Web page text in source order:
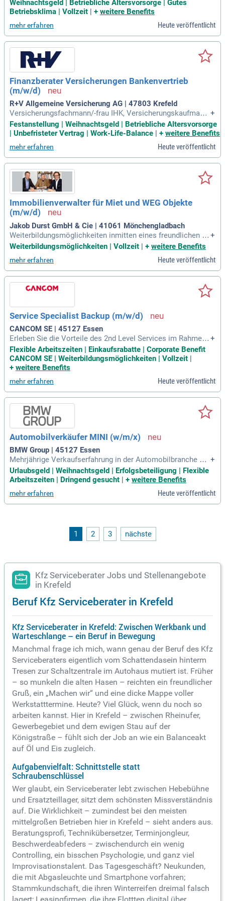
daten bringen Erfahrung in der Wartung von LKW und Anhän
Führerschein der Klasse C/CE wäre vorteilhaft, um unser Te
am zu verstärken. Zuverlässigkeit, Serviceorientierung und e
ine kommunikative Art sind uns wichtig, ebenso wie fließen
de Deutschkenntnisse. Zusätzlich profitieren Sie von einem
attraktiven Gehalt, Urlaubs- und Weihnachtsgeld sowie einer
betrieblichen Altersvorsorge. Mit 30 Tagen Urlaub bieten wir
Ihnen ausreichende Erholungszeit für Ihre persönlichen Proj
ekte.
Weihnachtsgeld | Betriebliche Altersvorsorge | Gutes
Betriebsklima | Vollzeit | + weitere Benefits
mehr erfahren Heute veröffentlicht
Finanzberater Versicherungen Bankenvertrieb
(m/w/d)
R+V Allgemeine Versicherung AG | 47803 Krefeld
Versicherungsfachmann/-frau IHK, Versicherungskaufman
n/-frau) oder vergleichbare Qualifikation; Erfahrung im Vertri
eb von Personen- und Sachversicherungen; Kommunikation
tale Affinität und Eigeninitiative
+
Festanstellung | Weihnachtsgeld | Betriebliche Altersvorsorge
| Unbefristeter Vertrag | Work-Life-Balance
+ weitere Benefits
mehr erfahren Heute veröffentlicht
Immobilienverwalter für Miet und WEG Objekte
(m/w/d)
Jakob Durst GmbH & Cie | 41061 Mönchengladbach
Weiterbildungsmöglichkeiten inmitten eines freundlichen un
d hilfsbereiten Teams; Kurze Entscheidungswege: Direkter D
raht zur Geschäftsführung; geregelte Arbeitszeiten; moderne
Software; regelmäßige Betriebsfeste; kostenlose und ausrei
chende Parkplätze, sowie die Nähe zur Autobahn
+
Weiterbildungsmöglichkeiten | Vollzeit | + weitere Benefits
mehr erfahren Heute veröffentlicht
Service Specialist Backup (m/w/d)
CANCOM SE | 45127 Essen
Erleben Sie die Vorteile des 2nd Level Services im Rahmen
der CANCOM Managed Services! Wir suchen Fachinformati
ker oder Informatikkaufleute mit umfassender Erfahrung im
Enterprise Backup-Bereich und modernen SaaS-Lösungen. I
on Systemen wie Dell EMC Networker oder Commvault mit.
Kommunikationsstärke in Deutsch und Englisch sowie tech
nisches Verständnis zeichnen Sie aus. Profitieren Sie von fl
exiblen Arbeitszeiten, Mobile Office, und attraktiven Zusatzl
eistungen wie Bike-Leasing. Werden Sie Teil eines dynamisc
hen Teams, das Serviceorientierung großschreibt und Spaß
an der Zusammenarbeit hat!
+
Flexible Arbeitszeiten | Einkaufsrabatte | Corporate Benefit
CANCOM SE | Weiterbildungsmöglichkeiten | Vollzeit |
+ weitere Benefits
mehr erfahren Heute veröffentlicht
Automobilverkäufer MINI (w/m/x)
BMW Group | 45127 Essen
Mehrjährige Verkaufserfahrung in der Automobilbranche so
wie Zertifizierung als Automobilverkäufer:in. Ausgeprägtes
Verhandlungsgeschick, Verhandlungssicherheit und hohe K
deln.
+
Urlaubsgeld | Weihnachtsgeld | Erfolgsbeteiligung | Flexible
Arbeitszeiten | Dringend gesucht
+ weitere Benefits
mehr erfahren Heute veröffentlicht
1 2 3 nächste
Kfz Serviceberater Jobs und Stellenangebote
in Krefeld
Beruf Kfz Serviceberater in Krefeld
Kfz Serviceberater in Krefeld: Zwischen Werkbank und
Warteschlange – ein Beruf in Bewegung
Manchmal frage ich mich, wann genau der Beruf des Kfz
Serviceberaters eigentlich vom Schattendasein hinterm
Tresen zur Schaltzentrale im Autohaus mutiert ist. Früher
– so munkeln die alten Hasen – reichten ein freundlicher
Gruß, ein „Machen wir“ und eine dicke Mappe voller
Werkstatttermine. Heute? Viel Glück, wenn du noch so
arbeiten kannst. Hier in Krefeld – zwischen Rheinufer,
Gewerbegebiet und dem ewigen Stau auf der
Königstraße – fühlt sich der Job an wie ein Balanceakt
auf Öl und Eis zugleich.
Aufgabenvielfalt: Schnittstelle statt
Schraubenschlüssel
Wer glaubt, ein Serviceberater lebt zwischen Hebebühne
und Ersatzteillager, sitzt dem schönsten Missverständnis
auf. Die Wirklichkeit – zumindest bei den meisten
mittelgroßen Betrieben hier in Krefeld – sieht anders aus.
Beratungsprofi, Technikübersetzer, Terminjongleur,
Beschwerdeabfeders – zwischendurch ein wenig
Controlling, ein bisschen Psychologie, und ganz viel
Improvisationstalent. Das Tagesgeschäft? Neukunden,
die mit Abgasleuchte und Smartphone vorfahren;
Stammkundschaft, die ihren Winterreifen dreimal falsch